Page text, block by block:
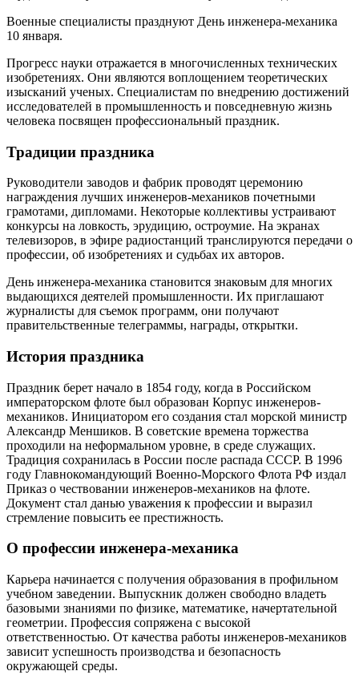
Военные специалисты празднуют День инженера-механика
10 января.
Прогресс науки отражается в многочисленных технических
изобретениях. Они являются воплощением теоретических
изысканий ученых. Специалистам по внедрению достижений
исследователей в промышленность и повседневную жизнь
человека посвящен профессиональный праздник.
Традиции праздника
Руководители заводов и фабрик проводят церемонию
награждения лучших инженеров-механиков почетными
грамотами, дипломами. Некоторые коллективы устраивают
конкурсы на ловкость, эрудицию, остроумие. На экранах
телевизоров, в эфире радиостанций транслируются передачи о
профессии, об изобретениях и судьбах их авторов.
День инженера-механика становится знаковым для многих
выдающихся деятелей промышленности. Их приглашают
журналисты для съемок программ, они получают
правительственные телеграммы, награды, открытки.
История праздника
Праздник берет начало в 1854 году, когда в Российском
императорском флоте был образован Корпус инженеров-
механиков. Инициатором его создания стал морской министр
Александр Меншиков. В советские времена торжества
проходили на неформальном уровне, в среде служащих.
Традиция сохранилась в России после распада СССР. В 1996
году Главнокомандующий Военно-Морского Флота РФ издал
Приказ о чествовании инженеров-механиков на флоте.
Документ стал данью уважения к профессии и выразил
стремление повысить ее престижность.
О профессии инженера-механика
Карьера начинается с получения образования в профильном
учебном заведении. Выпускник должен свободно владеть
базовыми знаниями по физике, математике, начертательной
геометрии. Профессия сопряжена с высокой
ответственностью. От качества работы инженеров-механиков
зависит успешность производства и безопасность
окружающей среды.